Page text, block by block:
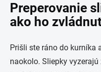
Preperovanie
ako ho
Prišli ste ráno do kurníka
naokolo. Sliepky